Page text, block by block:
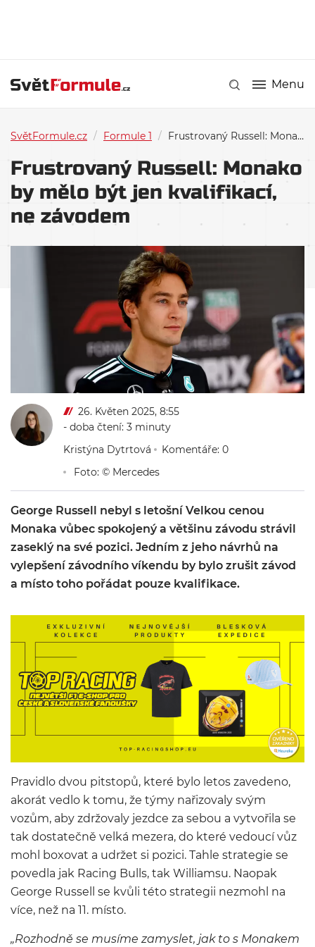
Menu
SvětFormule.cz / Formule 1 / Frustrovaný Russell: Monako by mělo být jen kvalifikací, ne závodem
Frustrovaný Russell: Monako
by mělo být jen kvalifikací,
ne závodem
26. Květen 2025, 8:55
- doba čtení: 3 minuty
Kristýna Dytrtová
Komentáře: 0
Foto: © Mercedes
George Russell nebyl s letošní Velkou cenou
Monaka vůbec spokojený a většinu závodu strávil
zaseklý na své pozici. Jedním z jeho návrhů na
vylepšení závodního víkendu by bylo zrušit závod
a místo toho pořádat pouze kvalifikace.
Pravidlo dvou pitstopů, které bylo letos zavedeno,
akorát vedlo k tomu, že týmy nařizovaly svým
vozům, aby zdržovaly jezdce za sebou a vytvořila se
tak dostatečně velká mezera, do které vedoucí vůz
mohl boxovat a udržet si pozici. Tahle strategie se
povedla jak Racing Bulls, tak Williamsu. Naopak
George Russell se kvůli této strategii nezmohl na
více, než na 11. místo.
„Rozhodně se musíme zamyslet, jak to s Monakem